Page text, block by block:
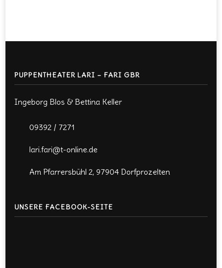
PUPPENTHEATER LARI – FARI GBR
Ingeborg Blos & Bettina Keller
09392 / 7271
lari.fari@t-online.de
Am Pfarrersbühl 2, 97904 Dorfprozelten
UNSERE FACEBOOK-SEITE